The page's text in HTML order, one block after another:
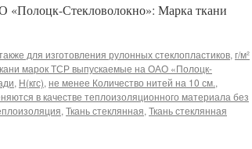
Стекловолокно»: Марка ткани
для изготовления рулонных стеклопластиков, г/м²
марок ТСР выпускаемые на ОАО «Полоцк-
, Н(кгс), не менее Количество нитей на 10 см.,
в качестве теплоизоляционного материала без
, Ткань стеклянная, Ткань стеклянная